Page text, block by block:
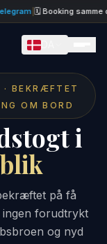
|🗓 Booking samme dag|
· BEKRÆFTET
OM BORD
i
på få
ingen forudtrykt
og nyd